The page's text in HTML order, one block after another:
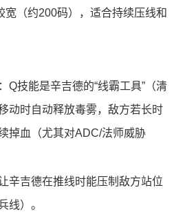
宽（约200码），适合持续压线和
Q技能是辛吉德的“线霸工具”（清
动时自动释放毒雾，敌方若长时
掉血（尤其对ADC/法师威胁
辛吉德在推线时能压制敌方站位
线）。